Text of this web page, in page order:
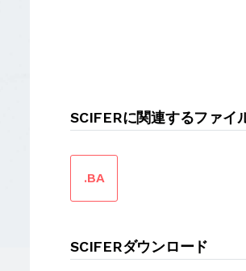
SCIFERに関連するファイ
.BA
SCIFERダウンロード